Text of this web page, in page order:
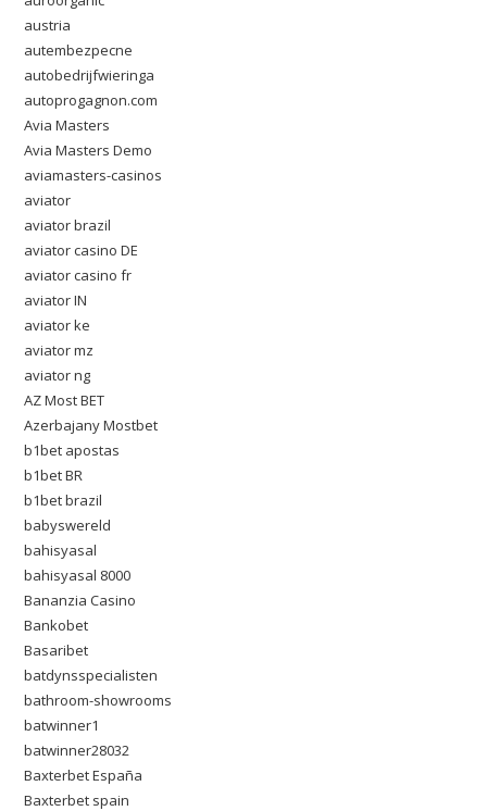
austria
autembezpecne
autobedrijfwieringa
autoprogagnon.com
Avia Masters
Avia Masters Demo
aviamasters-casinos
aviator
aviator brazil
aviator casino DE
aviator casino fr
aviator IN
aviator ke
aviator mz
aviator ng
AZ Most BET
Azerbajany Mostbet
b1bet apostas
b1bet BR
b1bet brazil
babyswereld
bahisyasal
bahisyasal 8000
Bananzia Casino
Bankobet
Basaribet
batdynsspecialisten
bathroom-showrooms
batwinner1
batwinner28032
Baxterbet España
Baxterbet spain